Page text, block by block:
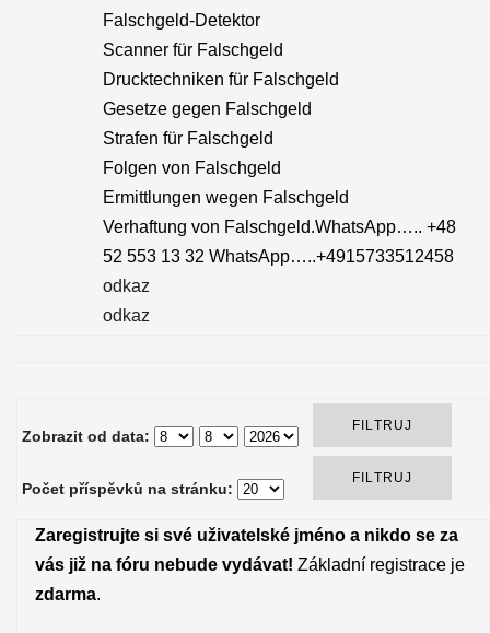
Falschgeld-Detektor
Scanner für Falschgeld
Drucktechniken für Falschgeld
Gesetze gegen Falschgeld
Strafen für Falschgeld
Folgen von Falschgeld
Ermittlungen wegen Falschgeld
Verhaftung von Falschgeld.WhatsApp….. +48
52 553 13 32 WhatsApp…..+4915733512458
odkaz
odkaz
Zobrazit od data:
Počet příspěvků na stránku:
Zaregistrujte si své uživatelské jméno a nikdo se za
vás již na fóru nebude vydávat! Základní registrace je
zdarma.